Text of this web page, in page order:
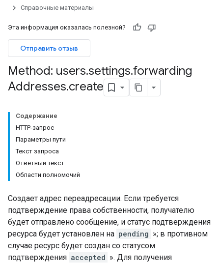
Справочные материалы
Эта информация оказалась полезной?
Отправить отзыв
Method: users.settings.forwarding
Addresses.create
Содержание
HTTP-запрос
Параметры пути
Текст запроса
Ответный текст
Области полномочий
Создает адрес переадресации. Если требуется
подтверждение права собственности, получателю
будет отправлено сообщение, и статус подтверждения
ресурса будет установлен на pending »; в противном
случае ресурс будет создан со статусом
подтверждения accepted ». Для получения